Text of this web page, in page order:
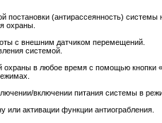
(антирассеянность) системы
охраны.
с внешним датчиком перемещений.
системой.
в любое время с помощью кнопки
включении питания системы в
активации функции антиограбления.